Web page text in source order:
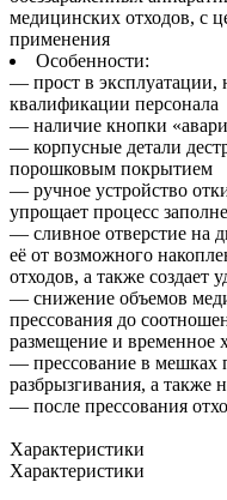
медицинских отходов, с
применения
Особенности:
— прост в эксплуатации,
квалификации персонала
— наличие кнопки
— корпусные детали
порошковым покрытием
— ручное устройство
упрощает процесс
— сливное отверстие на
её от возможного
отходов, а также создает
— снижение объемов
прессования до
размещение и временное
— прессование в мешках
разбрызгивания, а также
— после прессования
Характеристики
Характеристики